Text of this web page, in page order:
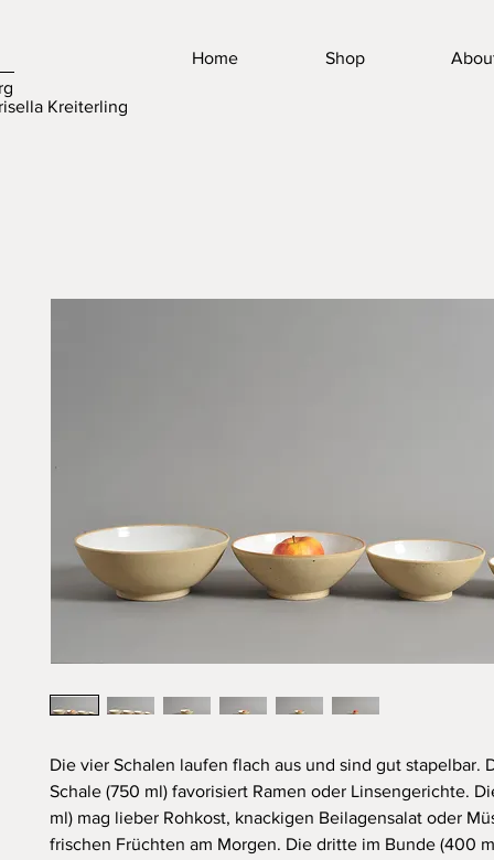
Home Shop
Kreiterling
Die vier Schalen laufen flach aus und sind gut stapelbar.
Schale (750 ml) favorisiert Ramen oder Linsengerichte.
ml) mag lieber Rohkost, knackigen Beilagensalat oder
frischen Früchten am Morgen. Die dritte im Bunde (400